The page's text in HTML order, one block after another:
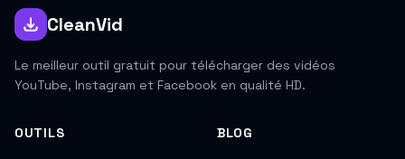
CleanVid
Le meilleur outil gratuit pour télécharger des vidéos
YouTube, Instagram et Facebook en qualité HD.
OUTILS BLOG